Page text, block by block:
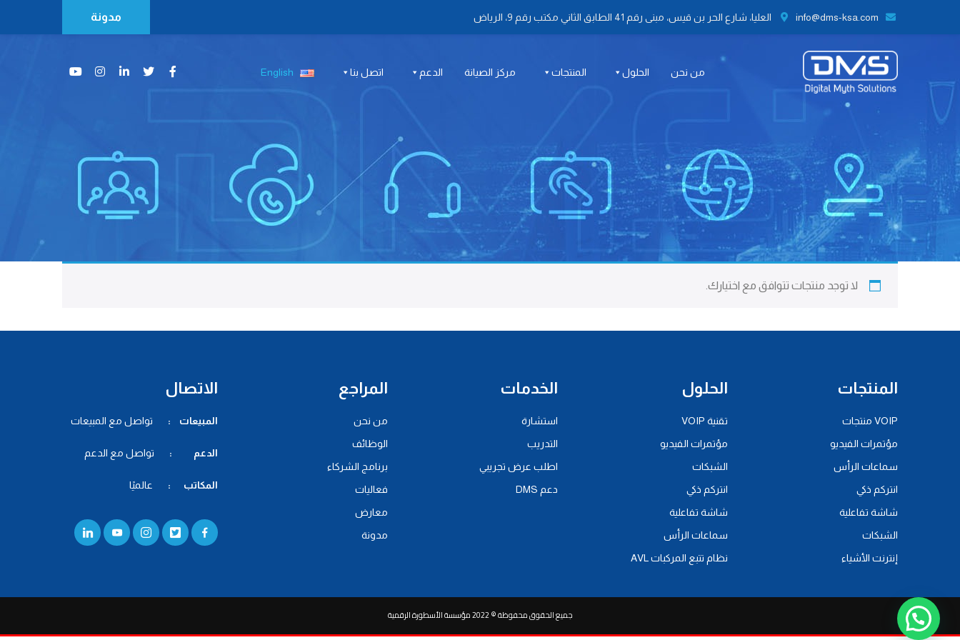
info@dms-ksa.com العليا، شارع الحر بن قيس، مبنى رقم 41 الطابق الثاني مكتب رقم 9، الرياض مدونة
من نحن الحلول المنتجات مركز الصيانة الدعم اتصل بنا English
لا توجد منتجات تتوافق مع اختيارك.
المنتجات
VOIP منتجات
مؤتمرات الفيديو
سماعات الرأس
انتركم ذكي
شاشة تفاعلية
الشبكات
إنترنت الأشياء
الحلول
تقنية VOIP
مؤتمرات الفيديو
الشبكات
انتركم ذكي
شاشة تفاعلية
سماعات الرأس
نظام تتبع المركبات AVL
الخدمات
استشارة
التدريب
اطلب عرض تجريبي
دعم DMS
المراجع
من نحن
الوظائف
برنامج الشركاء
فعاليات
معارض
مدونة
الاتصال
المبيعات : تواصل مع المبيعات
الدعم : تواصل مع الدعم
المكاتب : عالميًا
جميع الحقوق محفوظة © 2022 مؤسسة الأسطورة الرقمية